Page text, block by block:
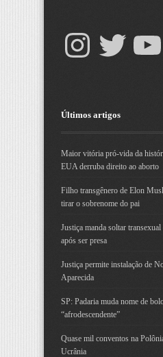
Últimos artigos
Maior vitória pró-vida da
EUA derruba direito ao aborto
Filho transgênero de Elon
tirar o sobrenome do pai
Justiça manda soltar
após ser presa
Justiça permite instalação de
Aparecida
SP: Padaria muda nome de
“afrodescendente”
Quase mil conventos na
Ucrânia